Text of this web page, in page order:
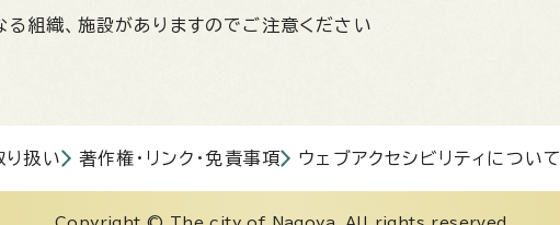
組織、施設がありますのでご注意ください
り扱い 著作権・リンク・免責事項 ウェブアクセシビリティについて